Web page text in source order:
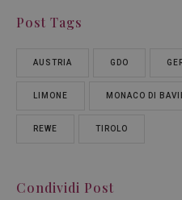
Post Tags
AUSTRIA GDO
LIMONE MONACO DI
REWE TIROLO
Condividi Post